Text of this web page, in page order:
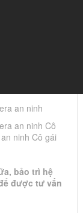
an ninh
an ninh Cô
ninh Cô gái
bảo trì hệ
được tư vấn